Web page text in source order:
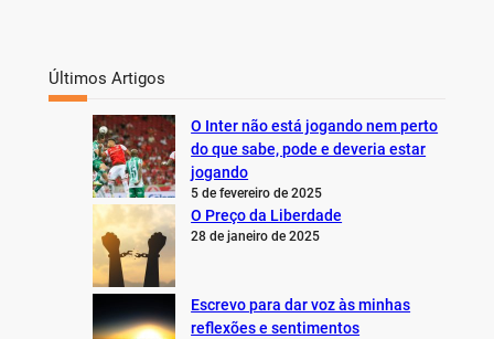
Últimos Artigos
O Inter não está jogando nem perto
do que sabe, pode e deveria estar
jogando
5 de fevereiro de 2025
O Preço da Liberdade
28 de janeiro de 2025
Escrevo para dar voz às minhas
reflexões e sentimentos